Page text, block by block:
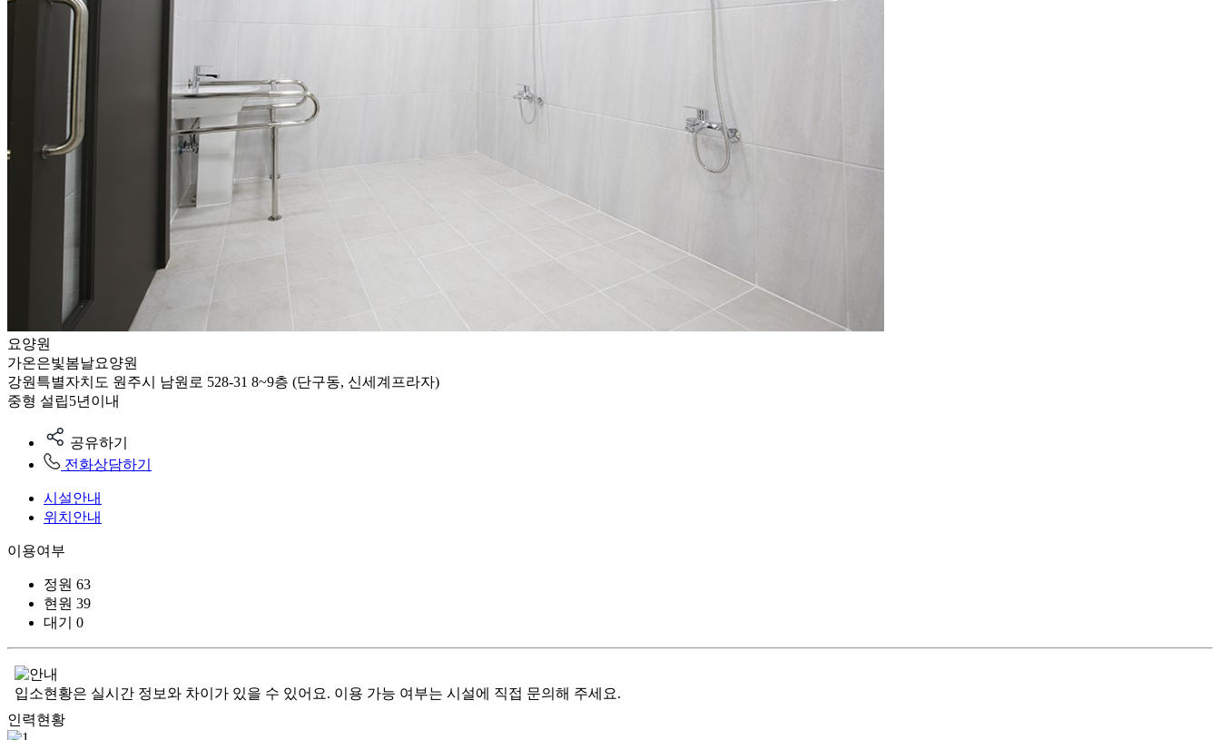
요양원
가온은빛봄날요양원
강원특별자치도 원주시 남원로 528-31 8~9층 (단구동, 신세계프라자)
중형 설립5년이내
공유하기
전화상담하기
시설안내
위치안내
이용여부
정원 63
현원 39
대기
0
입소현황은 실시간 정보와 차이가 있을 수 있어요. 이용 가능 여부는 시설에 직접 문의해 주세요.
인력현황